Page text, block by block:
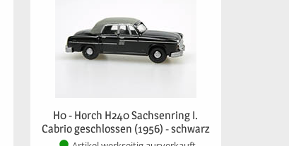
H0 - Horch H240 Sachsenring I.
Cabrio geschlossen (1956) - schwarz